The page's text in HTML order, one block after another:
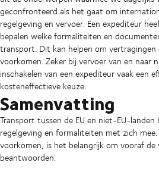
geconfronteerd als het gaat om
regelgeving en vervoer. Een expediteur
bepalen welke formaliteiten en
transport. Dit kan helpen om
voorkomen. Zeker bij vervoer van en naar
inschakelen van een expediteur vaak een
kosteneffectieve keuze.
Samenvatting
Transport tussen de EU en niet-EU-
regelgeving en formaliteiten met zich
voorkomen, is het belangrijk om vooraf de
beantwoorden: